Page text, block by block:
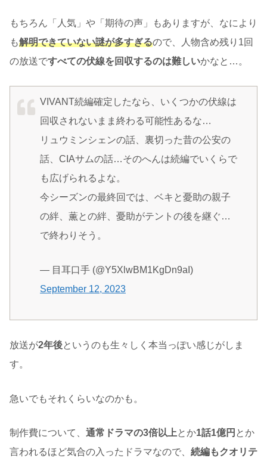
もちろん「人気」や「期待の声」もありますが、なにより
も解明できていない謎が多すぎるので、人物含め残り1回
の放送ですべての伏線を回収するのは難しいかなと…。
VIVANT続編確定したなら、いくつかの伏線は
回収されないまま終わる可能性あるな…
リュウミンシェンの話、裏切った昔の公安の
話、CIAサムの話…そのへんは続編でいくらで
も広げられるよな。
今シーズンの最終回では、ベキと憂助の親子
の絆、薫との絆、憂助がテントの後を継ぐ…
で終わりそう。
— 目耳口手 (@Y5XlwBM1KgDn9aI)
September 12, 2023
放送が2年後というのも生々しく本当っぽい感じがしま
す。
急いでもそれくらいなのかも。
制作費について、 通常ドラマの3倍以上とか1話1億円 とか
言われるほど気合の入ったドラマなので、 続編もクオリテ